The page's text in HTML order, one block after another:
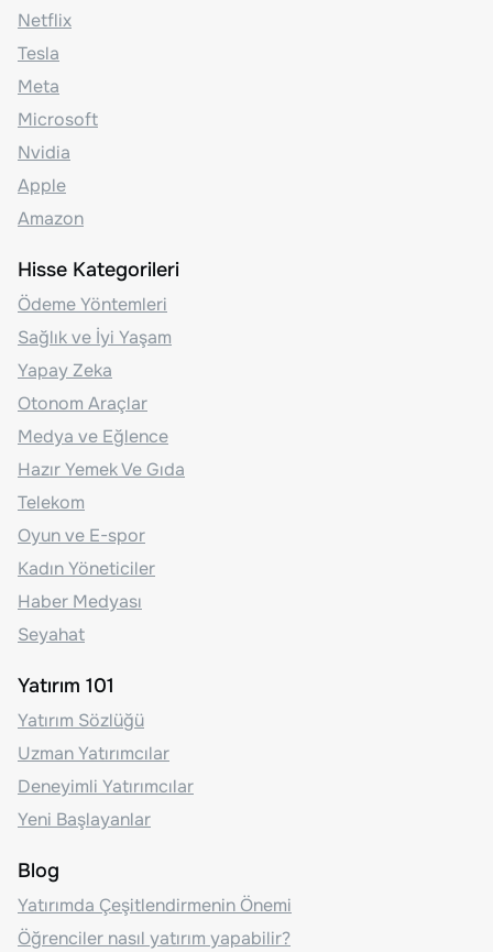
Netflix
Tesla
Meta
Microsoft
Nvidia
Apple
Amazon
Hisse Kategorileri
Ödeme Yöntemleri
Sağlık ve İyi Yaşam
Yapay Zeka
Otonom Araçlar
Medya ve Eğlence
Hazır Yemek Ve Gıda
Telekom
Oyun ve E-spor
Kadın Yöneticiler
Haber Medyası
Seyahat
Yatırım 101
Yatırım Sözlüğü
Uzman Yatırımcılar
Deneyimli Yatırımcılar
Yeni Başlayanlar
Blog
Yatırımda Çeşitlendirmenin Önemi
Öğrenciler nasıl yatırım yapabilir?